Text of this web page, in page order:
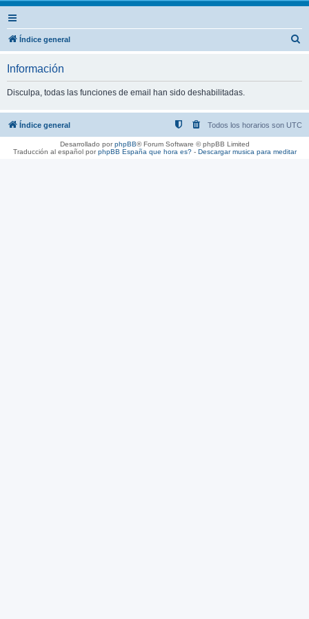
Índice general
Información
Disculpa, todas las funciones de email han sido deshabilitadas.
Índice general Todos los horarios son UTC
Desarrollado porphpBB® Forum Software © phpBB Limited
Traducción al español porphpBB España que hora es?- Descargar musica para meditar